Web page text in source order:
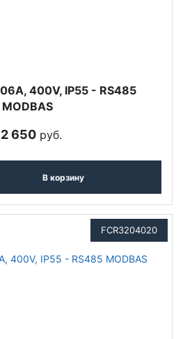
400V, IP55 - RS485
MODBAS
650 руб.
В корзину
FCR3204020